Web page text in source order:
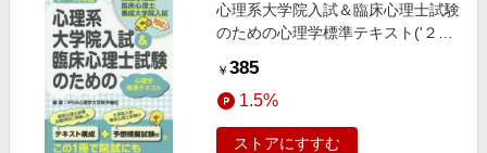
心理系大学院入試＆臨床心理士試験
のための心理学標準テキスト('２１
士養成大学院入試対応
￥ 385
1.5%
ストアにすすむ